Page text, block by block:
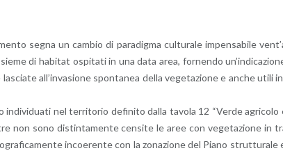
segna un cam­bio di pa­ra­dig­ma cul­tu­ra­le im­pen­sa­bi­le
di ha­bi­tat ospi­ta­ti in una data area, for­nen­do
al­l’in­va­sio­ne spon­ta­nea della ve­ge­ta­zio­ne e anche utili
in­di­vi­dua­ti nel ter­ri­to­rio de­fi­ni­to dalla ta­vo­la 12 “Verde agri­co­lo
non sono di­stin­ta­men­te cen­si­te le aree con ve­ge­ta­zio­ne in
in­coe­ren­te con la zo­na­zio­ne del Piano strut­tu­ra­le